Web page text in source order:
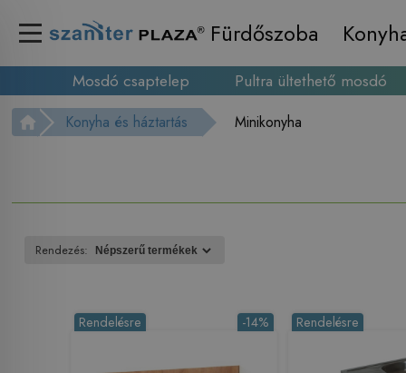
Fürdőszoba
Mosdó csaptelep Pultra ültethető mosdó
Konyha és háztartás Minikonyha
Rendezés:
-14%
Rendelésre Rendelésre